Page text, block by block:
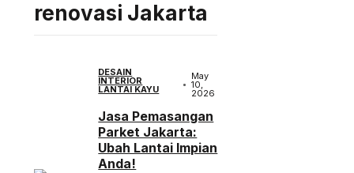
renovasi Jakarta
DESAIN
INTERIOR
LANTAI KAYU
May
10,
2026
Jasa Pemasangan
Parket Jakarta:
Ubah Lantai Impian
Anda!